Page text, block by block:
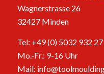
Wagnerstrasse 26
32427 Minden
Tel: +49 (0) 5032 932
Mo.-Fr.: 9-16 Uhr
Mail: